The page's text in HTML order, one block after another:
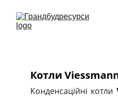
Котли
Конденсаційні котли